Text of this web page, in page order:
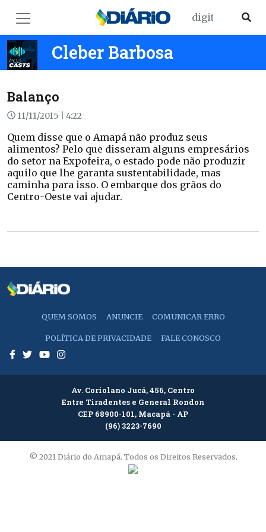
Cleber Barbosa
Balanço
11/11/2015 | 4:22
Quem disse que o Amapá não produz seus
alimentos? Pelo que disseram alguns empresários
do setor na Expofeira, o estado pode não produzir
aquilo que lhe garanta sustentabilidade, mas
caminha para isso. O embarque dos grãos do
Centro-Oeste vai ajudar.
QUEM SOMOS ANUNCIE COMUNICAR ERRO
POLÍTICA DE PRIVACIDADE FALE CONOSCO
Av. Coriolano Jucá, 456, Centro
Entre Tiradentes e General Rondon
CEP 68900-101, Macapá - AP
(96) 3223-7690
© 2021 Diário do Amapá. Todos os Direitos Reservados.